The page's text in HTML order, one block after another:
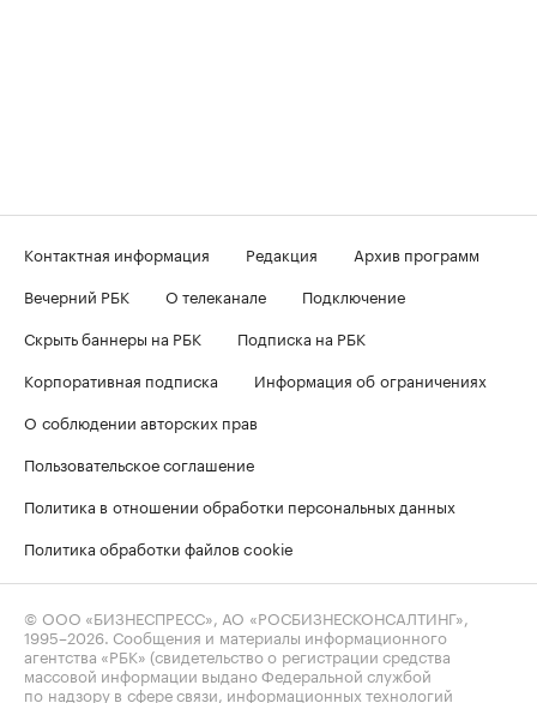
Контактная информация Редакция
Архив программ
Вечерний РБК
О телеканале
Подключение
Скрыть баннеры на РБК
Подписка на РБК
Корпоративная подписка
Информация об ограничениях
О соблюдении авторских прав
Пользовательское соглашение
Политика в отношении обработки персональных данных
Политика обработки файлов cookie
© ООО «БИЗНЕСПРЕСС», АО «РОСБИЗНЕСКОНСАЛТИНГ»,
1995–2026 . Сообщения и материалы информационного
агентства «РБК» (свидетельство о регистрации средства
массовой информации выдано Федеральной службой
по надзору в сфере связи, информационных технологий